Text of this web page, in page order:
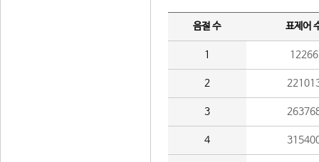
음절 수 표제어
1 12266
2
3
4